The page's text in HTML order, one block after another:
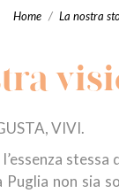
You are here:
Home La nostra
VIVI.
Puglia non sia